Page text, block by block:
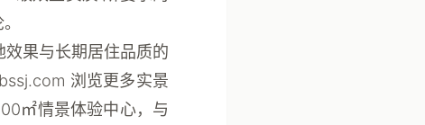
果与长期居住品质的
浏览更多实景
㎡情景体验中心，与